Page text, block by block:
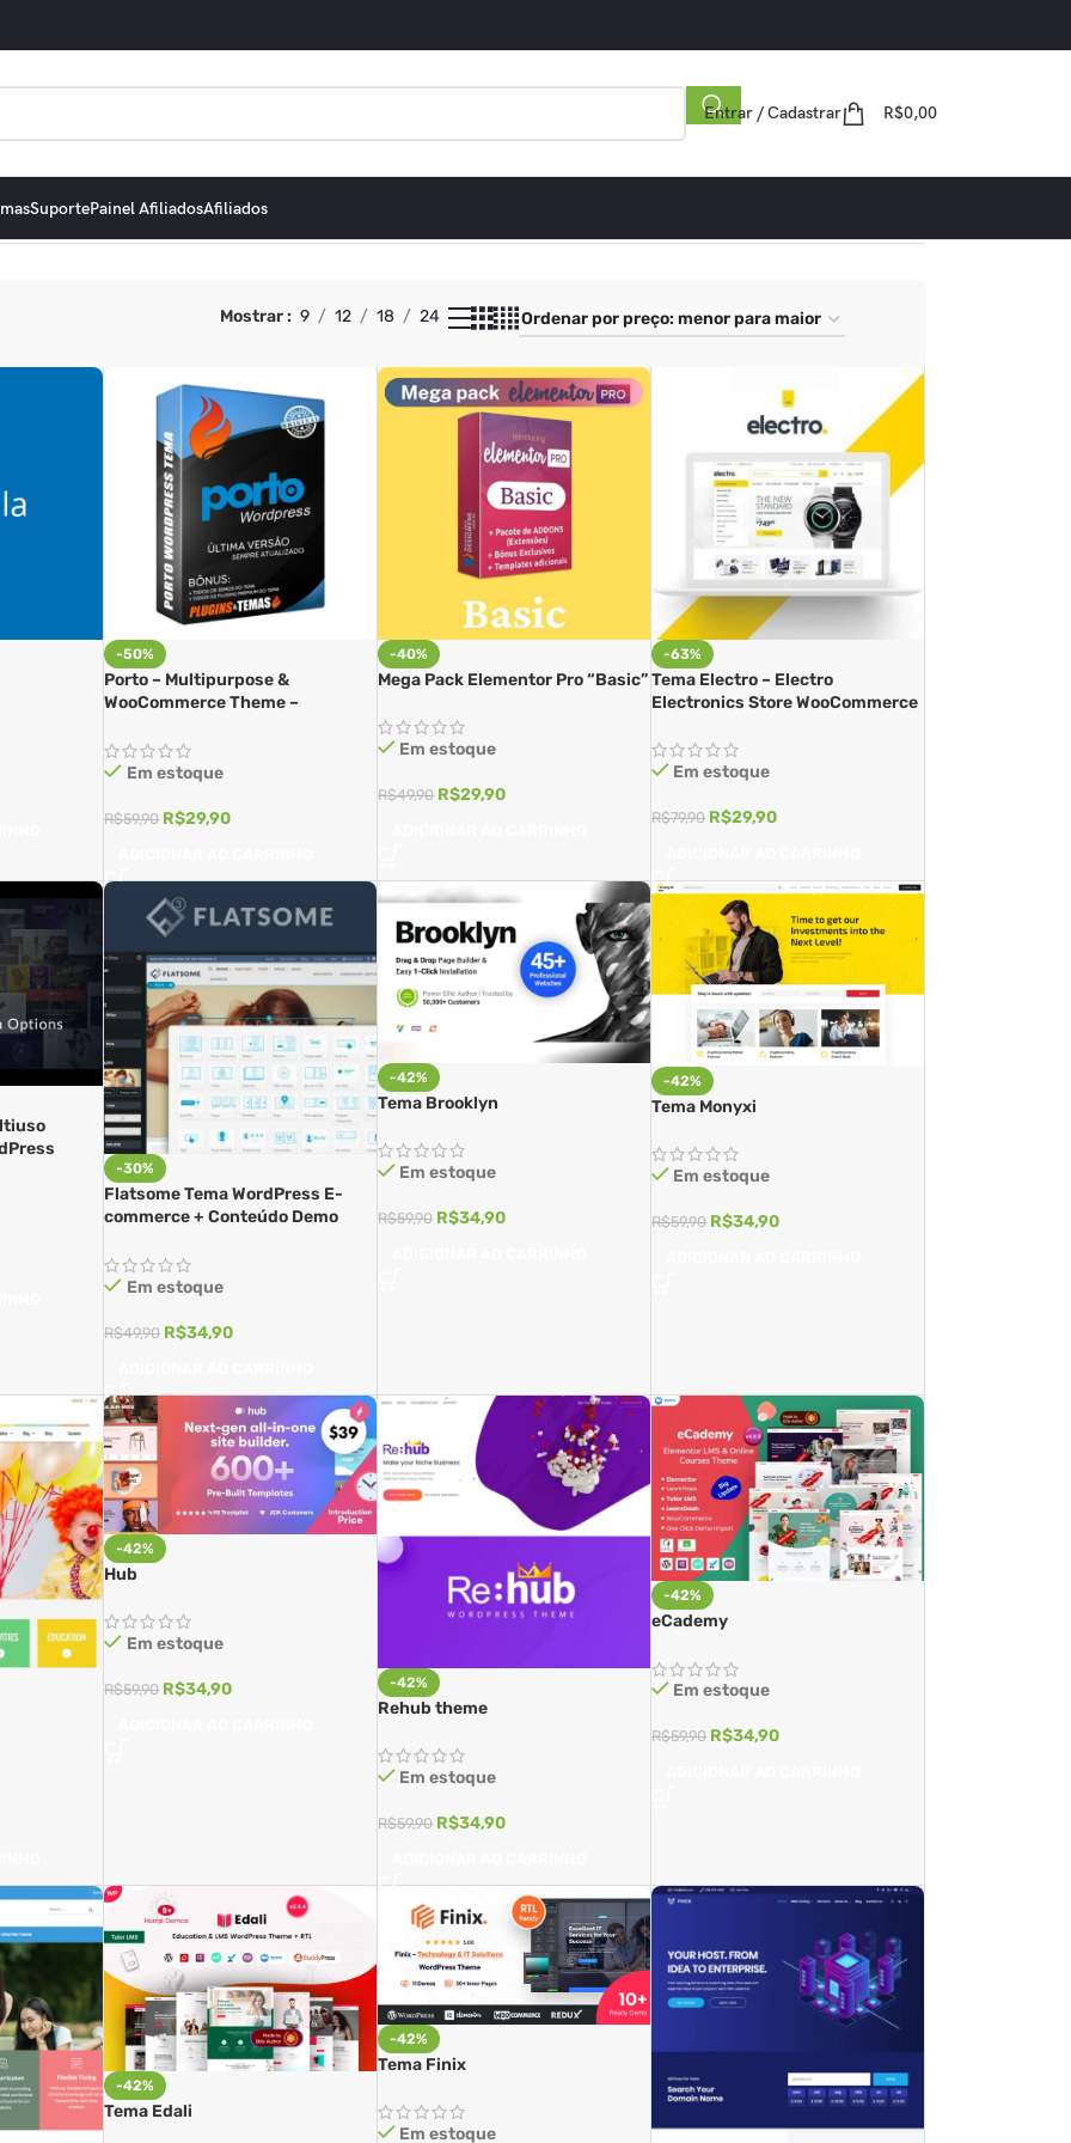
Entrar / Cadastrar R$0,00
SuportePainel AfiliadosAfiliados
Mostrar 9 12 18 24
-50%
Porto – Multipurpose &
WooCommerce Theme –
Em estoque
R$59,90 R$29,90
-40%
Mega Pack Elementor Pro “Basic”
Em estoque
R$49,90 R$29,90
-63%
Tema Electro – Electro
Electronics Store WooCommerce
Em estoque
R$79,90 R$29,90
-30%
Flatsome Tema WordPress E-
commerce + Conteúdo Demo
Em estoque
R$49,90 R$34,90
-42%
Tema Brooklyn
Em estoque
R$59,90 R$34,90
-42%
Tema Monyxi
Em estoque
R$59,90 R$34,90
-42%
Hub
Em estoque
R$59,90 R$34,90 -42%
Rehub theme
Em estoque
R$59,90 R$34,90
-42%
eCademy
Em estoque
R$59,90 R$34,90
-42%
Tema Edali
-42%
Tema Finix
Em estoque